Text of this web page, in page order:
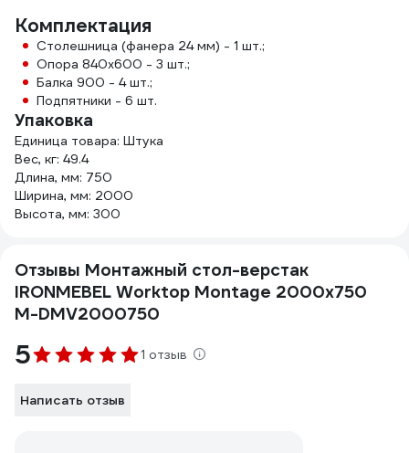
Комплектация
Столешница (фанера 24 мм) - 1 шт.;
Опора 840х600 - 3 шт.;
Балка 900 - 4 шт.;
Подпятники - 6 шт.
Упаковка
Единица товара: Штука
Вес, кг: 49.4
Длина, мм: 750
Ширина, мм: 2000
Высота, мм: 300
Отзывы Монтажный стол-верстак
IRONMEBEL Worktop Montage 2000x750
M-DMV2000750
5 1 отзыв
Написать отзыв